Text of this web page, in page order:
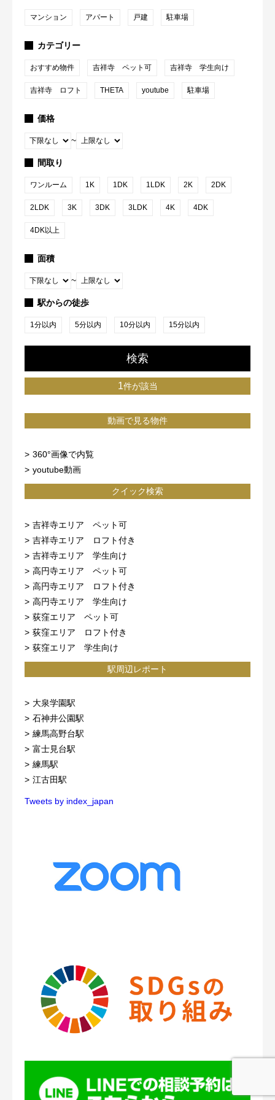
マンション アパート 戸建 駐車場
カテゴリー
おすすめ物件 吉祥寺 ペット可 吉祥寺 学生向け
吉祥寺 ロフト THETA youtube 駐車場
価格
~
間取り
ワンルーム 1K 1DK 1LDK 2K 2DK
2LDK 3K 3DK 3LDK 4K 4DK
4DK以上
面積
~
駅からの徒歩
1分以内 5分以内 10分以内 15分以内
検索
1件が該当
動画で見る物件
360°画像で内覧
youtube動画
クイック検索
吉祥寺エリア ペット可
吉祥寺エリア ロフト付き
吉祥寺エリア 学生向け
高円寺エリア ペット可
高円寺エリア ロフト付き
高円寺エリア 学生向け
荻窪エリア ペット可
荻窪エリア ロフト付き
荻窪エリア 学生向け
駅周辺レポート
大泉学園駅
石神井公園駅
練馬高野台駅
富士見台駅
練馬駅
江古田駅
Tweets by index_japan